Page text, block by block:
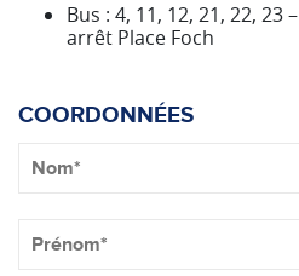
Bus : 4, 11, 12, 21, 22, 23 –
arrêt Place Foch
COORDONNÉES